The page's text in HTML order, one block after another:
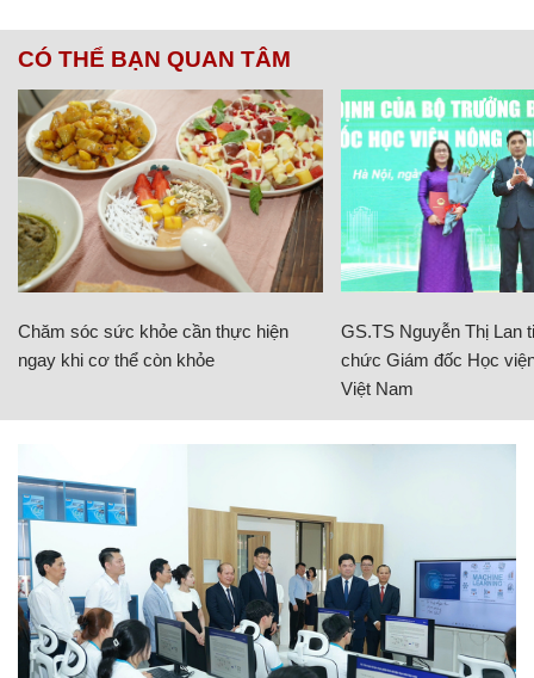
CÓ THỂ BẠN QUAN TÂM
Chăm sóc sức khỏe cần thực hiện
ngay khi cơ thể còn khỏe
GS.TS Nguyễn Thị Lan
chức Giám đốc Học
Việt Nam